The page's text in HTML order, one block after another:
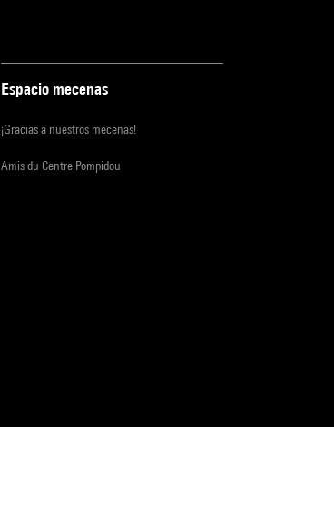
Espacio mecenas
¡Gracias a nuestros mecenas!
Amis du Centre Pompidou